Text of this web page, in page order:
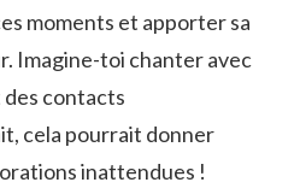
moments et apporter sa
Imagine-toi chanter avec
contacts
cela pourrait donner
inattendues !